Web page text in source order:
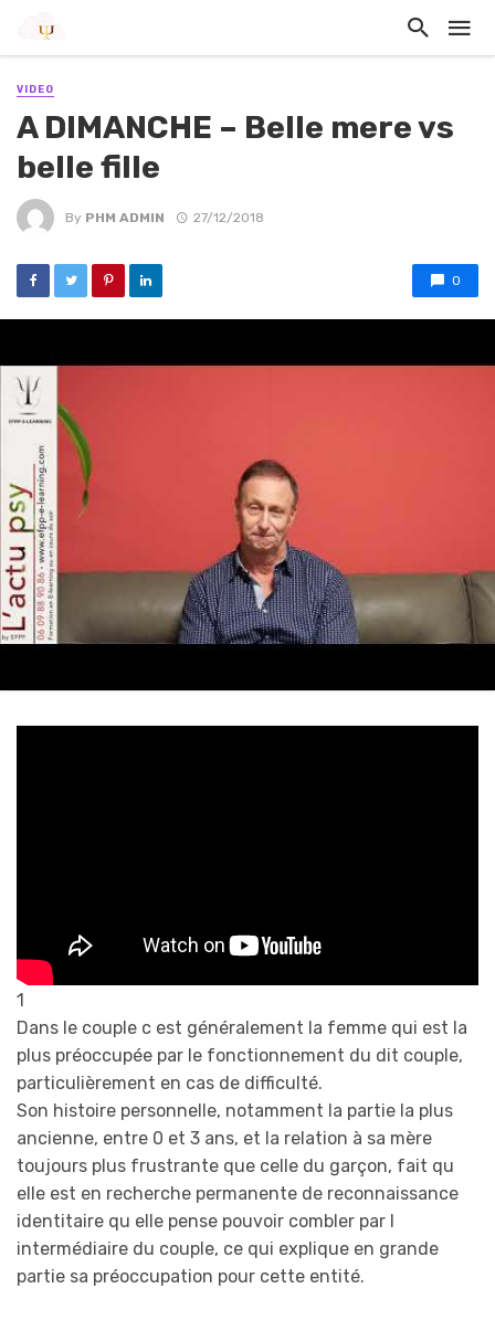
VIDEO
A DIMANCHE – Belle mere vs
belle fille
By PHM ADMIN 27/12/2018
0
1
Dans le couple c est généralement la femme qui est la
plus préoccupée par le fonctionnement du dit couple,
particulièrement en cas de difficulté.
Son histoire personnelle, notamment la partie la plus
ancienne, entre 0 et 3 ans, et la relation à sa mère
toujours plus frustrante que celle du garçon, fait qu
elle est en recherche permanente de reconnaissance
identitaire qu elle pense pouvoir combler par l
intermédiaire du couple, ce qui explique en grande
partie sa préoccupation pour cette entité.